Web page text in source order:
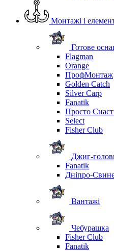
Монтажі і
Готове
Flagman
Orange
ПрофМонтаж
Golden Catch
Silver Carp
Fanatik
Просто
Select
Fisher Club
Джиг-
Fanatik
Дніпро-
Вантажі
Чебурашка
Fisher Club
Fanatik